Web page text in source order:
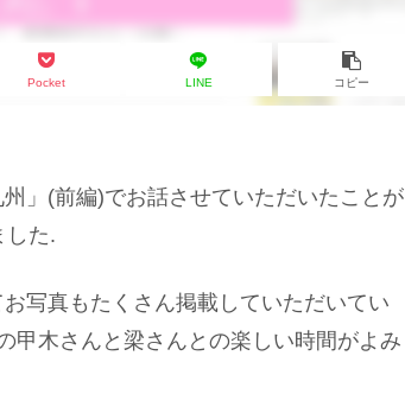
Pocket LINE コピー
」(前編)でお話させていただいたことが
した.
写真もたくさん掲載していただいてい
甲木さんと梁さんとの楽しい時間がよみ